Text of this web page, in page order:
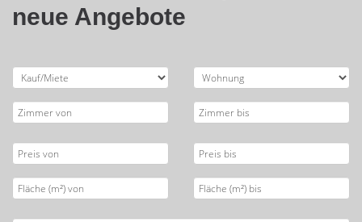
neue Angebote